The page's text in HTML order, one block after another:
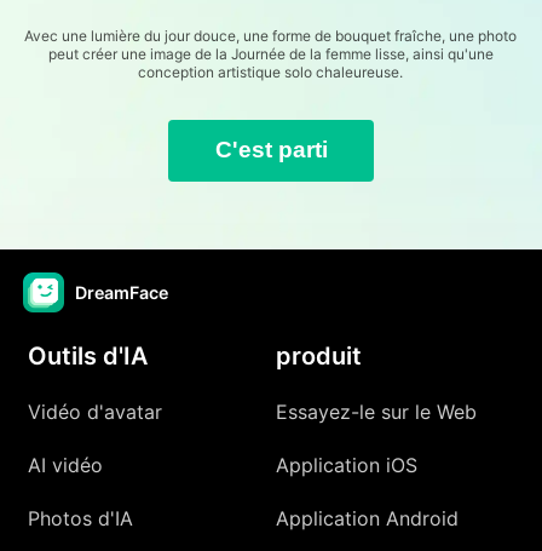
Avec une lumière du jour douce, une forme de bouquet fraîche, une photo
peut créer une image de la Journée de la femme lisse, ainsi qu'une
conception artistique solo chaleureuse.
C'est parti
DreamFace
Outils d'IA
Vidéo d'avatar
AI vidéo
Photos d'IA
produit
Essayez-le sur le Web
Application iOS
Application Android